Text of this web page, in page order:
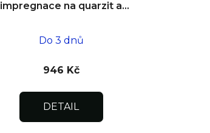
impregnace na quarzit a
Do 3 dnů
946 Kč
DETAIL